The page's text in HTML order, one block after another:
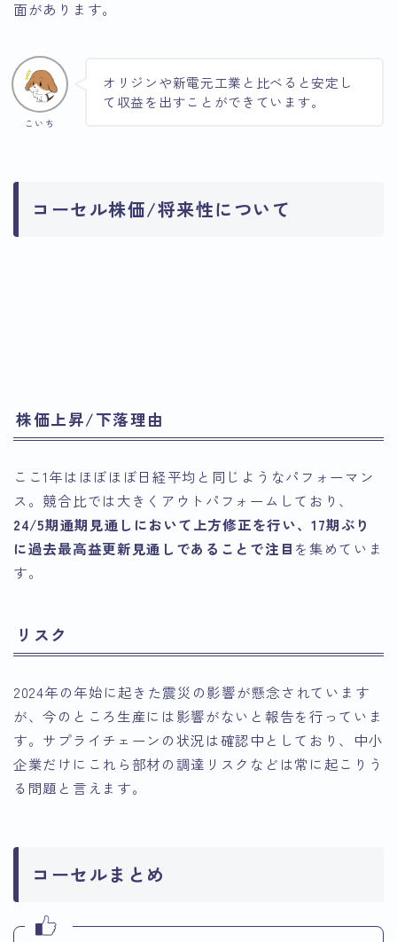
面があります。
こいち
オリジンや新電元工業と比べると安定し
て収益を出すことができています。
コーセル株価/将来性について
株価上昇/下落理由
ここ1年はほぼほぼ日経平均と同じようなパフォーマン
ス。競合比では大きくアウトパフォームしており、
24/5期通期見通しにおいて上方修正を行い、17期ぶり
に過去最高益更新見通しであることで注目 を集めていま
す。
リスク
2024年の年始に起きた震災の影響が懸念されています
が、今のところ生産には影響がないと報告を行っていま
す。サプライチェーンの状況は確認中としており、中小
企業だけにこれら部材の調達リスクなどは常に起こりう
る問題と言えます。
コーセルまとめ